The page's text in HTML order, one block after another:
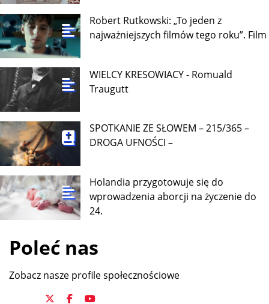
Robert Rutkowski: „To jeden z
najważniejszych filmów tego roku”. Film
WIELCY KRESOWIACY - Romuald
Traugutt
SPOTKANIE ZE SŁOWEM – 215/365 –
DROGA UFNOŚCI –
Holandia przygotowuje się do
wprowadzenia aborcji na życzenie do
24.
Poleć nas
Zobacz nasze profile społecznościowe